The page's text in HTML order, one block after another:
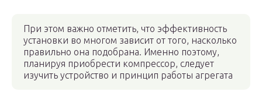
При этом важно отметить, что эффективность
установки во многом зависит от того, насколько
правильно она подобрана. Именно поэтому,
планируя приобрести компрессор, следует
изучить устройство и принцип работы агрегата